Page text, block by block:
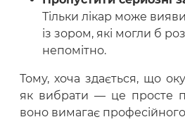
Тільки лікар може
із зором, які могли б
непомітно.
Тому, хоча здається, що
як вибрати — це просте
воно вимагає професійного